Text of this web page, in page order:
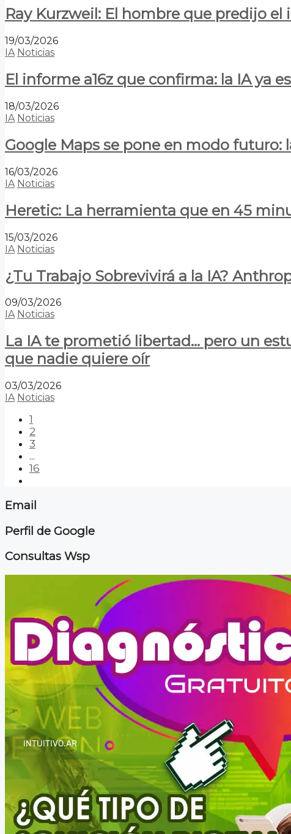
Ray Kurzweil: El hombre que predijo
19/03/2026
IA Noticias
El informe a16z que confirma: la IA ya
18/03/2026
IA Noticias
Google Maps se pone en modo futuro:
16/03/2026
IA Noticias
Heretic: La herramienta que en 45
15/03/2026
IA Noticias
¿Tu Trabajo Sobrevivirá a la IA?
09/03/2026
IA Noticias
La IA te prometió libertad… pero un
que nadie quiere oír
03/03/2026
IA Noticias
1
2
3
...
16
Email
Perfil de Google
Consultas Wsp